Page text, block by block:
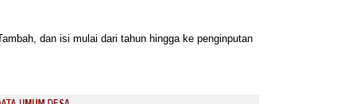
dan isi mulai dari tahun hingga ke penginputan